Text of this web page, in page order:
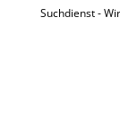
Suchdienst -